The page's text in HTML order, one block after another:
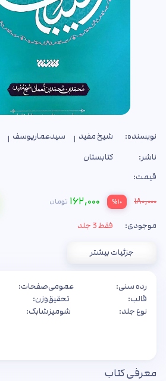
نویسنده: شیخ مفید سیدعماریوسف
ناشر:
کتابستان
قیمت:
۱۸۰,۰۰۰ %۱۰ ۱۶۲,۰۰۰ تومان
موجودی: فقط 3 جلد
جزئیات بیشتر
رده سنی:
عمومی
قالب:
تحقیق
نوع جلد:
شومیز
صفحات:
وزن:
شابک:
معرفی کتاب